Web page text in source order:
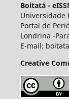
Boitatá -
Universidade
Portal de
Londrina -
E-mail:
Creative